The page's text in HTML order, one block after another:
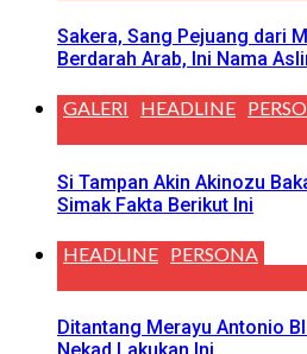
Sakera, Sang Pejuang dari
Berdarah Arab, Ini Nama
GALERI HEADLINE
Si Tampan Akin Akinozu
Simak Fakta Berikut Ini
HEADLINE PERSONA
Ditantang Merayu Antonio